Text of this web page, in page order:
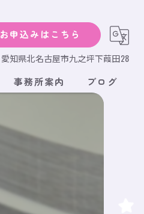
お申込みはこちら
愛知県北名古屋市九之坪下葭田28
事務所案内 ブログ